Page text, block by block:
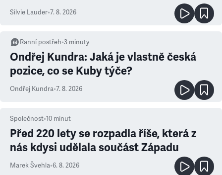
Silvie Lauder•7. 8. 2026
Ranní postřeh•3 minuty
Ondřej Kundra: Jaká je vlastně česká
pozice, co se Kuby týče?
Ondřej Kundra•7. 8. 2026
Společnost•10 minut
Před 220 lety se rozpadla říše, která z
nás kdysi udělala součást Západu
Marek Švehla•6. 8. 2026